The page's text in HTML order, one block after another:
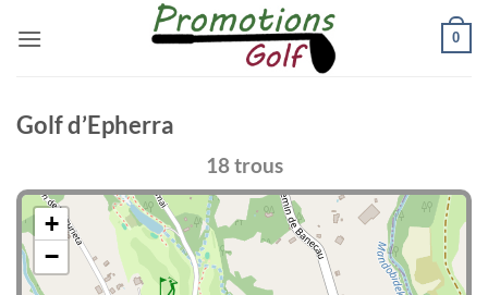
0
Golf d’Epherra
18 trous
+
−